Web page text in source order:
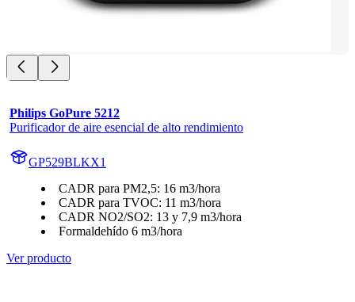
Philips GoPure 5212
Purificador de aire esencial de alto rendimiento
GP529BLKX1
CADR para PM2,5: 16 m3/hora
CADR para TVOC: 11 m3/hora
CADR NO2/SO2: 13 y 7,9 m3/hora
Formaldehído 6 m3/hora
Ver producto